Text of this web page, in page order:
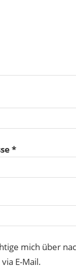
*
mich über
E-Mail.